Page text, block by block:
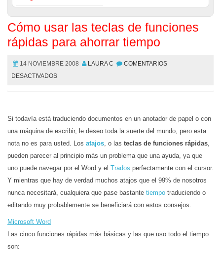
Cómo usar las teclas de funciones
rápidas para ahorrar tiempo
14 NOVIEMBRE 2008 LAURA C
COMENTARIOS
DESACTIVADOS
Si todavía está traduciendo documentos en un anotador de papel o con
una máquina de escribir, le deseo toda la suerte del mundo, pero esta
nota no es para usted. Los atajos, o las teclas de funciones rápidas,
pueden parecer al principio más un problema que una ayuda, ya que
uno puede navegar por el Word y el Trados perfectamente con el cursor.
Y mientras que hay de verdad muchos atajos que el 99% de nosotros
nunca necesitará, cualquiera que pase bastante tiempo traduciendo o
editando muy probablemente se beneficiará con estos consejos.
Microsoft Word
Las cinco funciones rápidas más básicas y las que uso todo el tiempo
son: